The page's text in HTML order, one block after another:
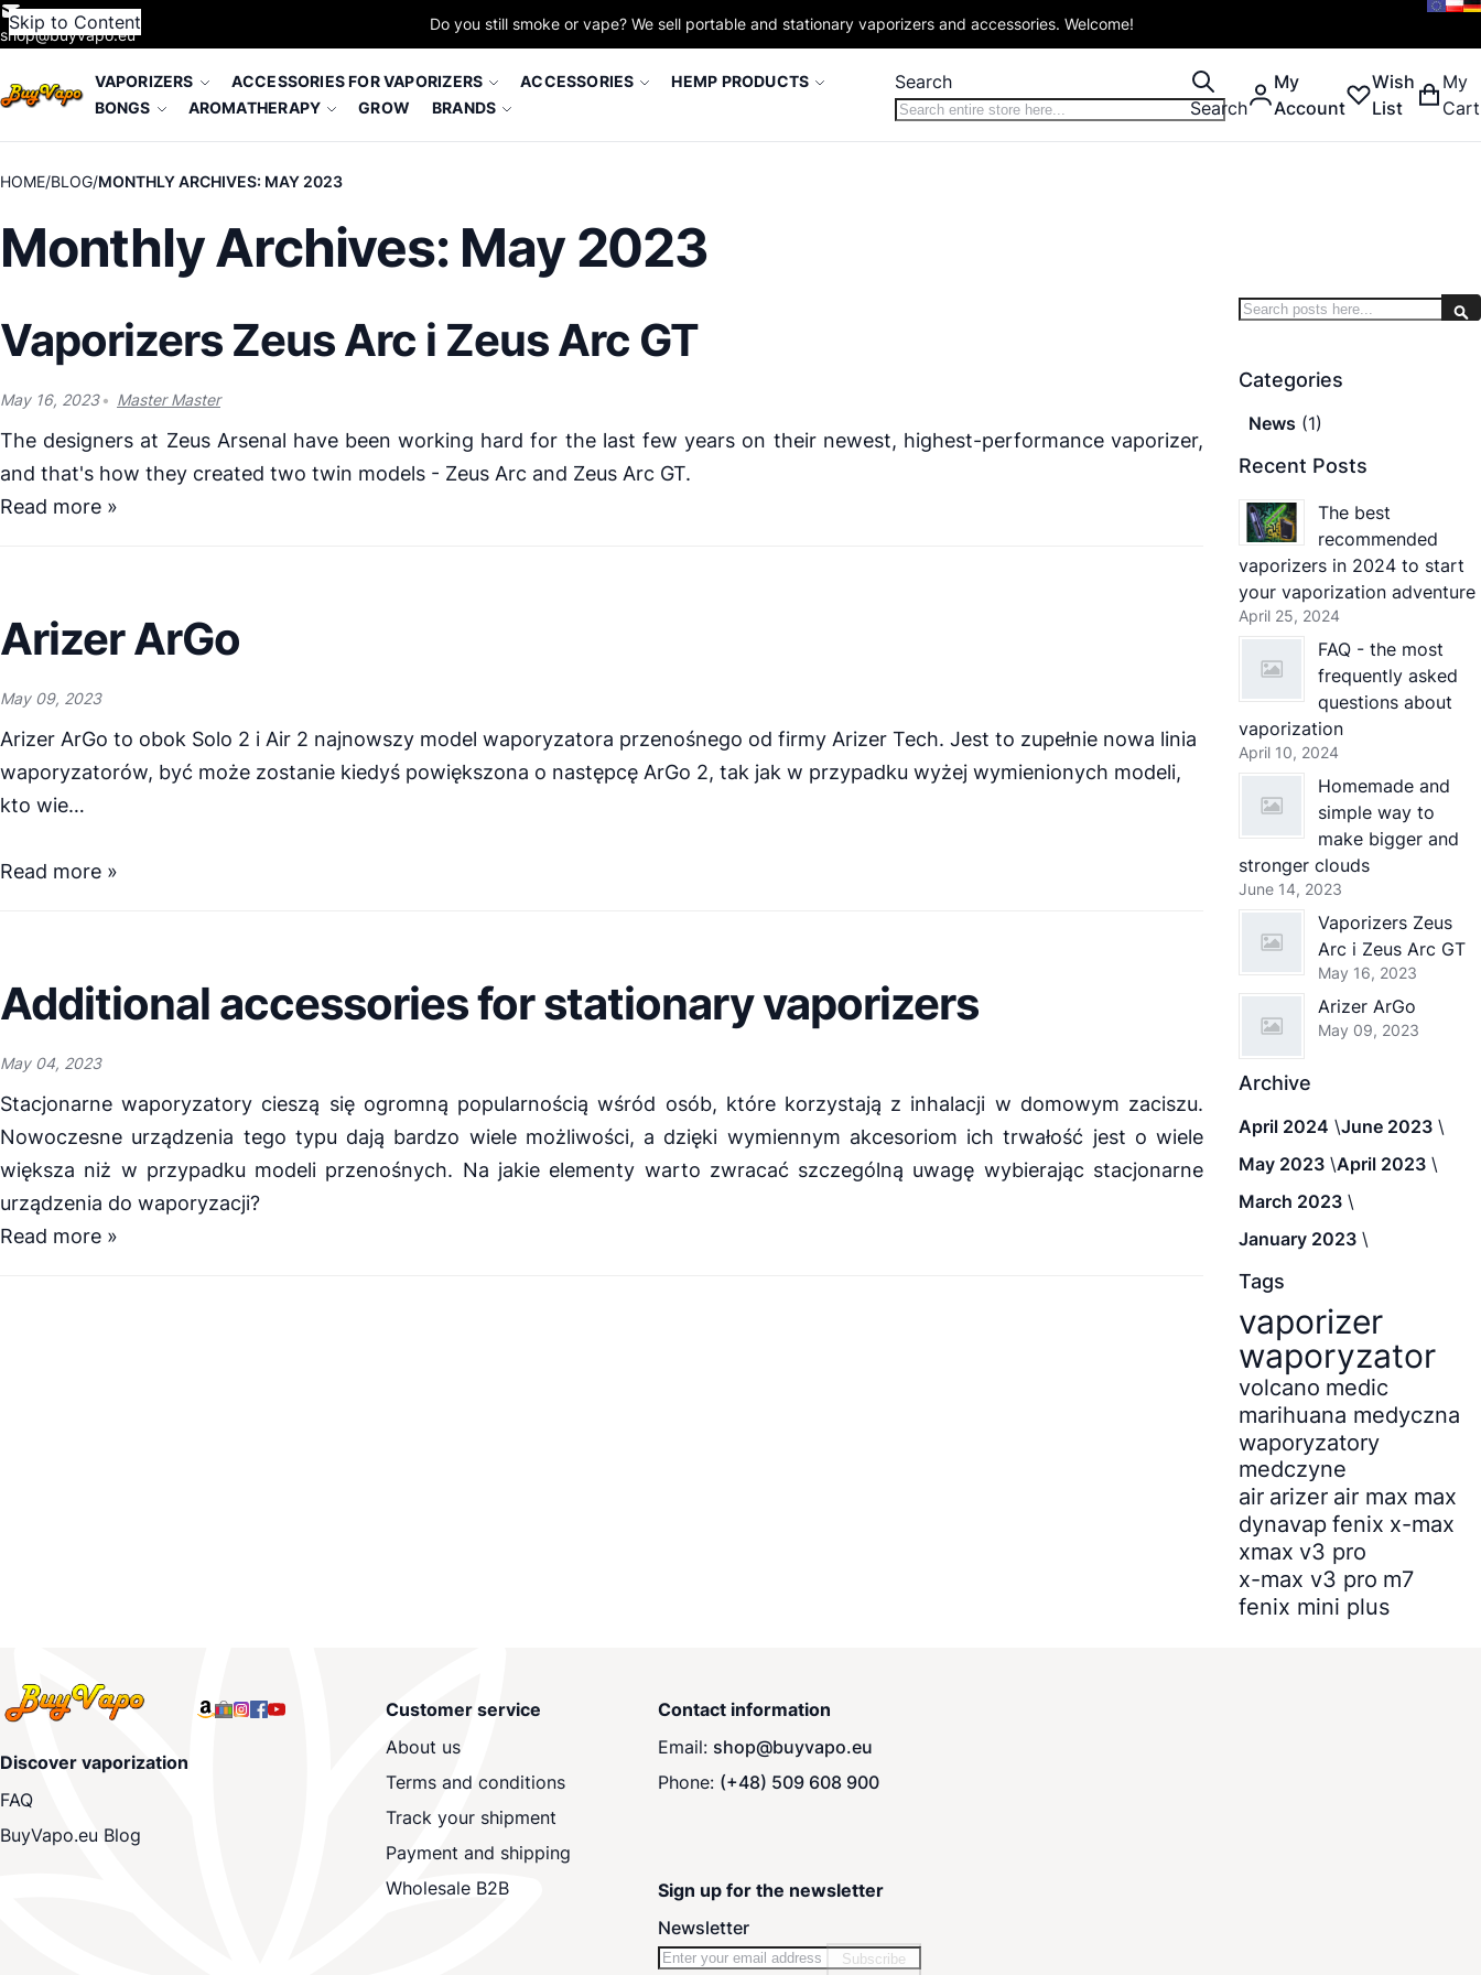
Skip to Content
shop@buyvapo.eu
Do you still smoke or vape? We sell portable and stationary vaporizers and accessories. Welcome!
VAPORIZERS ACCESSORIES FOR VAPORIZERS ACCESSORIES
HEMP PRODUCTS
BONGS
AROMATHERAPY GROW BRANDS
Search
Search
My
Account
Wish
List
My
Cart
HOME BLOG MONTHLY ARCHIVES: MAY 2023
Monthly Archives: May 2023
Vaporizers Zeus Arc i Zeus Arc GT
May 16, 2023 Master Master
The designers at Zeus Arsenal have been working hard for the last few years on their newest, highest-performance vaporizer,
and that's how they created two twin models - Zeus Arc and Zeus Arc GT.
Read more »
Arizer ArGo
May 09, 2023
Arizer ArGo to obok Solo 2 i Air 2 najnowszy model waporyzatora przenośnego od firmy Arizer Tech. Jest to zupełnie nowa linia
waporyzatorów, być może zostanie kiedyś powiększona o następcę ArGo 2, tak jak w przypadku wyżej wymienionych modeli,
kto wie…
Read more »
Additional accessories for stationary vaporizers
May 04, 2023
Stacjonarne waporyzatory cieszą się ogromną popularnością wśród osób, które korzystają z inhalacji w domowym zaciszu.
Nowoczesne urządzenia tego typu dają bardzo wiele możliwości, a dzięki wymiennym akcesoriom ich trwałość jest o wiele
większa niż w przypadku modeli przenośnych. Na jakie elementy warto zwracać szczególną uwagę wybierając stacjonarne
urządzenia do waporyzacji?
Read more »
Search
Categories
News (1)
Recent Posts
The best
recommended
vaporizers in 2024 to start
your vaporization adventure
April 25, 2024
FAQ - the most
frequently asked
questions about
vaporization
April 10, 2024
Homemade and
simple way to
make bigger and
stronger clouds
June 14, 2023
Vaporizers Zeus
Arc i Zeus Arc GT
May 16, 2023
Arizer ArGo
May 09, 2023
Archive
April 2024 June 2023
May 2023 April 2023
March 2023
January 2023
Tags
vaporizer
waporyzator
volcano medic
marihuana medyczna
waporyzatory
medczyne
air arizer air max max
dynavap fenix x-max
xmax v3 pro
x-max v3 pro m7
fenix mini plus
Discover vaporization
FAQ
BuyVapo.eu Blog
Customer service
About us
Terms and conditions
Track your shipment
Payment and shipping
Wholesale B2B
Contact information
Email: shop@buyvapo.eu
Phone: (+48) 509 608 900
Sign up for the newsletter
Newsletter
Subscribe